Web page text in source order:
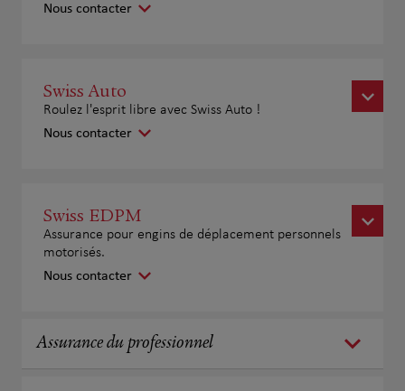
Nous contacter
Swiss Auto
Roulez l'esprit libre avec Swiss Auto !
Nous contacter
Swiss EDPM
Assurance pour engins de déplacement personnels
motorisés.
Nous contacter
Assurance du professionnel